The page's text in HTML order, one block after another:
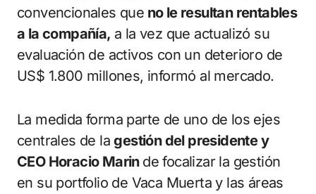
convencionales que no le resultan rentables
a la compañía, a la vez que actualizó su
evaluación de activos con un deterioro de
US$ 1.800 millones, informó al mercado.
La medida forma parte de uno de los ejes
centrales de lagestión del presidente y
CEO Horacio Marin de focalizar la gestión
en su portfolio de Vaca Muerta y las áreas